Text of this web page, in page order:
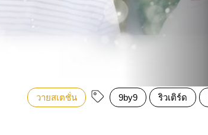
วายสเตชั่น 9by9 ริวเติร์ด